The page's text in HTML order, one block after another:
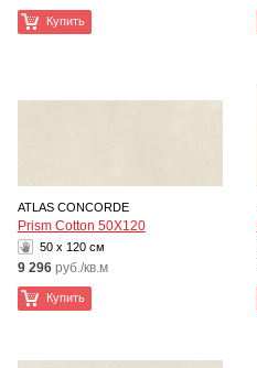
Купить
ATLAS CONCORDE
Prism Cotton 50X120
50 x 120 см
9 296 руб./кв.м
Купить